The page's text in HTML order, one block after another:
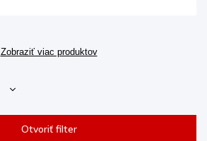
Zobraziť viac produktov
Otvoriť filter